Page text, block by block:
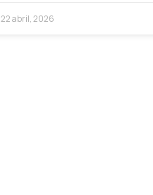
22 abril, 2026